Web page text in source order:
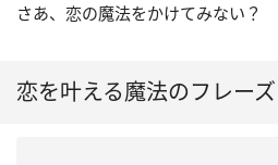
さあ、恋の魔法をかけてみない？
恋を叶える魔法のフレーズ